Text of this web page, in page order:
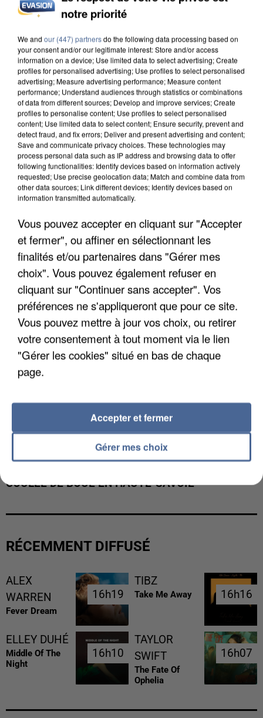
L’UN DES FONDATEURS SUPPOSÉS DE LA DZ
UN SECOND CADRE DE LA DZ MAFIA
INTERPELLÉ EN ALGÉRIE
COULÉE DE BOUE EN HAUTE-SAVOIE
RÉCEMMENT DIFFUSÉ
ALEX
WARREN
Fever Dream
16h19
16h19
TIBZ
Take Me Away 16h16
16h16
ELLEY DUHÉ
Middle Of The
Night
16h10
16h10
TAYLOR
SWIFT
The Fate Of
Ophelia
16h07
16h07
notre priorité
We and our (447) partnersdo the following data processing based on
your consent and/or our legitimate interest: Store and/or access
information on a device; Use limited data to select advertising; Create
profiles for personalised advertising; Use profiles to select personalised
advertising; Measure advertising performance; Measure content
performance; Understand audiences through statistics or combinations
of data from different sources; Develop and improve services; Create
profiles to personalise content; Use profiles to select personalised
content; Use limited data to select content; Ensure security, prevent and
detect fraud, and fix errors; Deliver and present advertising and content;
Save and communicate privacy choices. These technologies may
process personal data such as IP address and browsing data to offer
following functionalities: Identify devices based on information actively
requested; Use precise geolocation data; Match and combine data from
other data sources; Link different devices; Identify devices based on
information transmitted automatically.
Vous pouvez accepter en cliquant sur "Accepter
et fermer", ou affiner en sélectionnant les
finalités et/ou partenaires dans "Gérer mes
choix". Vous pouvez également refuser en
cliquant sur "Continuer sans accepter". Vos
préférences ne s'appliqueront que pour ce site.
Vous pouvez mettre à jour vos choix, ou retirer
votre consentement à tout moment via le lien
"Gérer les cookies" situé en bas de chaque
page.
Gérer mes choix
Accepter et fermer